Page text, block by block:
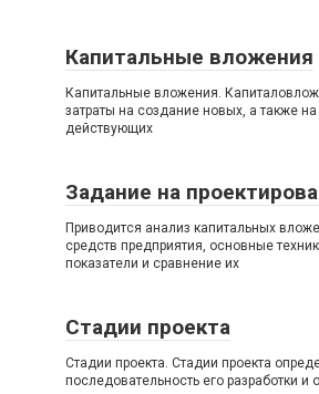
Капитальные вложения
Капитальные вложения.
затраты на создание новых, а также
действующих
Задание на
Приводится анализ капитальных
средств предприятия, основные
показатели и сравнение их
Стадии проекта
Стадии проекта. Стадии проекта
последовательность его разработки и